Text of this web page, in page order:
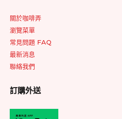
關於咖啡弄
瀏覽菜單
常見問題 FAQ
最新消息
聯絡我們
訂購外送